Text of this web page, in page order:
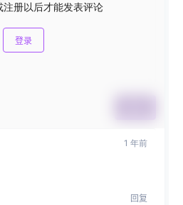
注册以后才能发表评论
登录
1 年前
回复